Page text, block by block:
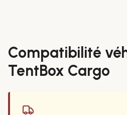
Compatibilité
TentBox Cargo